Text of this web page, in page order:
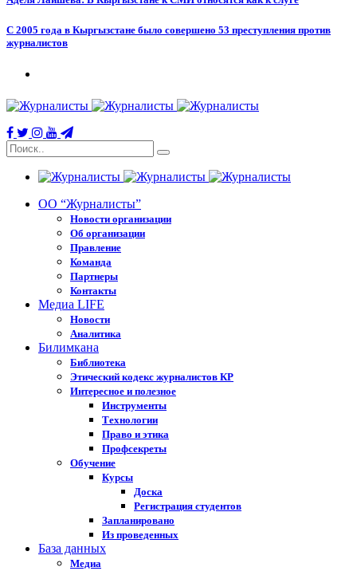
С 2005 года в Кыргызстане было совершено 53 преступления против
журналистов
ОО “Журналисты”
Новости организации
Об организации
Правление
Команда
Партнеры
Контакты
Медиа LIFE
Новости
Аналитика
Билимкана
Библиотека
Этический кодекс журналистов КР
Интересное и полезное
Инструменты
Технологии
Право и этика
Профсекреты
Обучение
Курсы
Доска
Регистрация студентов
Запланировано
Из проведенных
База данных
Медиа